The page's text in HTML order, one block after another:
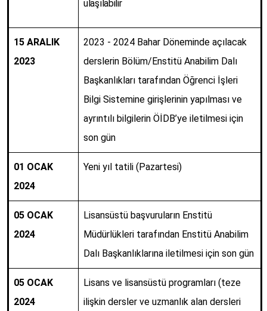
ulaşılabilir
15 ARALIK
2023
2023 - 2024 Bahar Döneminde açılacak
derslerin Bölüm/Enstitü Anabilim Dalı
Başkanlıkları tarafından Öğrenci İşleri
Bilgi Sistemine girişlerinin yapılması ve
ayrıntılı bilgilerin ÖİDB’ye iletilmesi için
son gün
01 OCAK
2024
Yeni yıl tatili (Pazartesi)
05 OCAK
2024
Lisansüstü başvuruların Enstitü
Müdürlükleri tarafından Enstitü Anabilim
Dalı Başkanlıklarına iletilmesi için son gün
05 OCAK
2024
Lisans ve lisansüstü programları (teze
ilişkin dersler ve uzmanlık alan dersleri